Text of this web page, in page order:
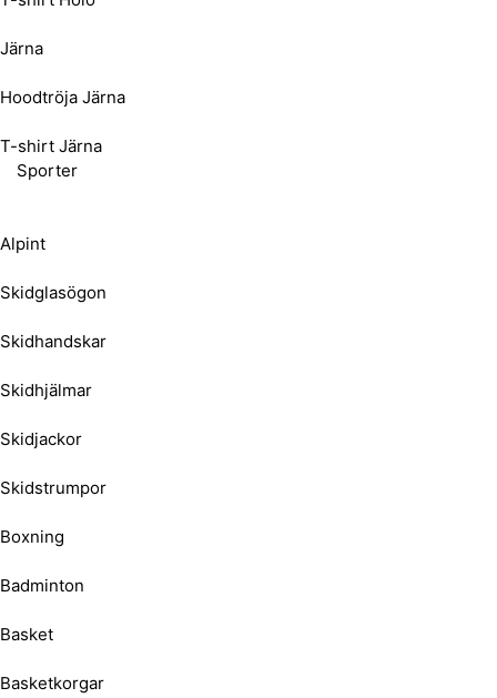
Järna
Hoodtröja Järna
T-shirt Järna
Sporter
Alpint
Skidglasögon
Skidhandskar
Skidhjälmar
Skidjackor
Skidstrumpor
Boxning
Badminton
Basket
Basketkorgar